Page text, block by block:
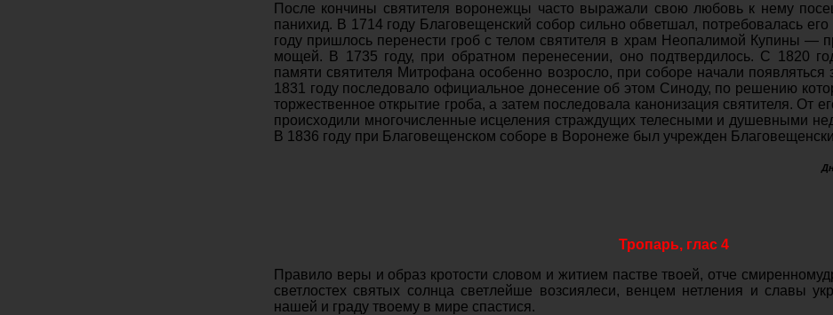
После кончины святителя воронежцы часто выражали свою любовь к нему
панихид. В 1714 году Благовещенский собор сильно обветшал, потребовалась
году пришлось перенести гроб с телом святителя в храм Неопалимой Купины —
мощей. В 1735 году, при обратном перенесении, оно подтвердилось. С 1820
памяти святителя Митрофана особенно возросло, при соборе начали появляться
1831 году последовало официальное донесение об этом Синоду, по решению
торжественное открытие гроба, а затем последовала канонизация святителя. От
происходили многочисленные исцеления страждущих телесными и душевными
В 1836 году при Благовещенском соборе в Воронеже был учрежден
Тропарь, глас 4
Правило веры и образ кротости словом и житием пастве твоей, отче
светлостех святых солнца светлейше возсиялеси, венцем нетления и славы
нашей и граду твоему в мире спастися.